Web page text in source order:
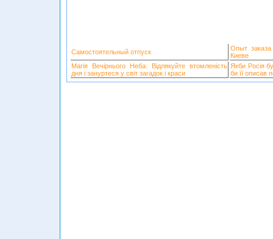
Самостоятельный отпуск
Опыт
Киеве
Магія Вечірнього Неба: Відлякуйте втомленість
дня і зануртеся у світ загадок і краси
Якби Росія
би її описав